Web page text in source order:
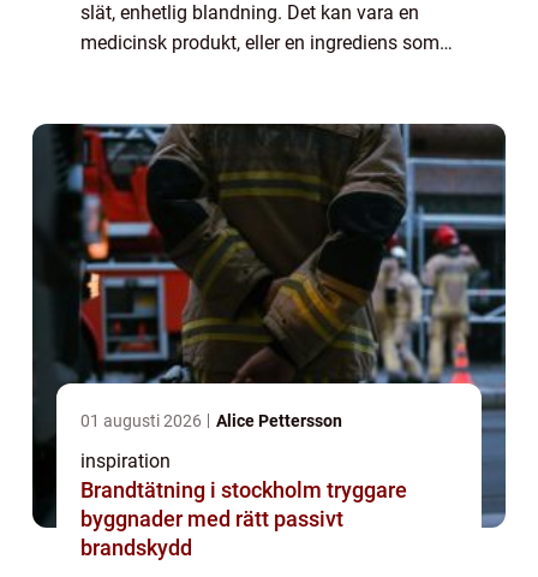
slät, enhetlig blandning. Det kan vara en
medicinsk produkt, eller en ingrediens som
01 augusti 2026 Alice Pettersson
inspiration
Brandtätning i stockholm tryggare
byggnader med rätt passivt
brandskydd